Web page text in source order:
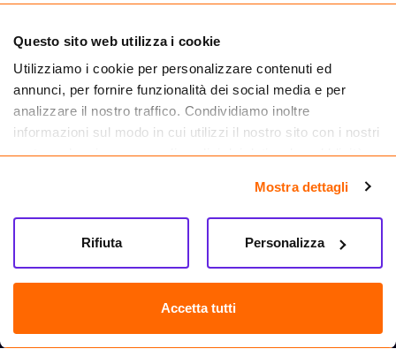
Questo sito web utilizza i cookie
Utilizziamo i cookie per personalizzare contenuti ed
annunci, per fornire funzionalità dei social media e per
analizzare il nostro traffico. Condividiamo inoltre
informazioni sul modo in cui utilizzi il nostro sito con i nostri
partner che si occupano di analisi dei dati web, pubblicità e
informazioni che hai fornito loro o che hanno raccolto dal
tuo utilizzo dei loro servizi.
Mostra dettagli
Accetta tutti
Personalizza
Rifiuta
Farma.it S.a.s. P. IVA 07417261216 REA: NA-884088
CREDITS
Sede legale Via delle Repubbliche Marinare 128, 80147 Napoli